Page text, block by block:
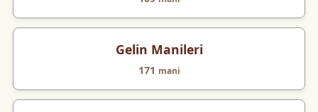
Gelin Manileri
171 mani